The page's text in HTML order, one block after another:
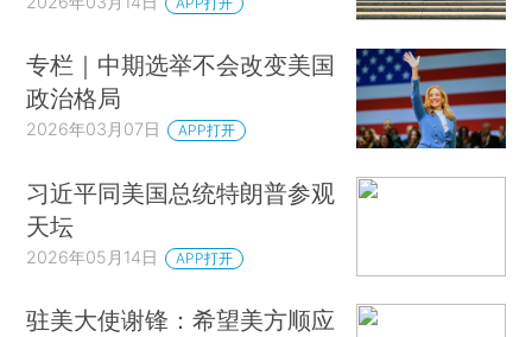
专栏｜中期选举不会改变美国
政治格局
2026年03月07日 APP打开
习近平同美国总统特朗普参观
天坛
2026年05月14日 APP打开
驻美大使谢锋：希望美方顺应